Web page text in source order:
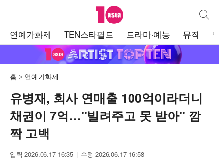
텐아시아 통합
연예가화제 TEN스타필드 드라마·예능 뮤직
홈 연예가화제
유병재, 회사 연매출 100억이라더니
채권이 7억…"빌려주고 못 받아" 깜
짝 고백
입력 2026.06.17 16:35 수정 2026.06.17 16:58